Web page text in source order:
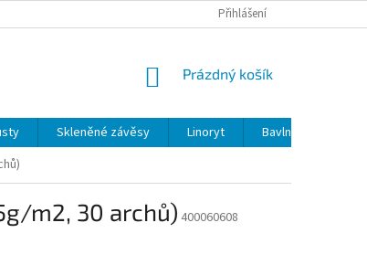
Přihlášení
NÁKUPNÍ
Prázdný košík
Skleněné závěsy Linoryt Bavlna
m2, 30 archů) 400060608